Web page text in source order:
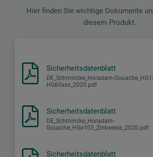
Hier finden Sie wichtige Dokumente
diesem Produkt.
Sicherheitsdatenblatt
DE_Schmincke_Horadam-
HG60xxx_2020.pdf
Sicherheitsdatenblatt
DE_Schmincke_Horadam-
Gouache_HGx103_Zinkweiss_2020.pdf
Sicherheitsdatenblatt